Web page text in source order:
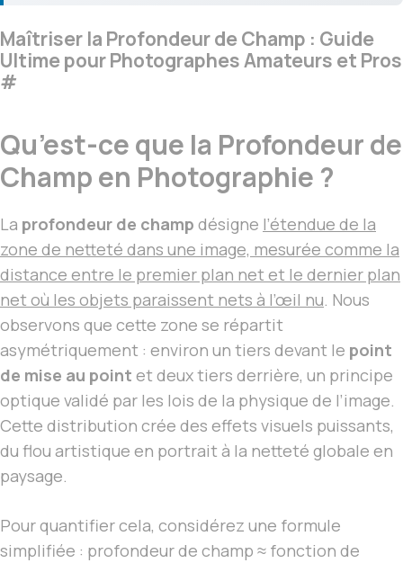
Maîtriser la Profondeur de Champ : Guide
Ultime pour Photographes Amateurs et Pros
#
Qu’est-ce que la Profondeur de
Champ en Photographie ?
La profondeur de champ désigne l’étendue de la
zone de netteté dans une image, mesurée comme la
distance entre le premier plan net et le dernier plan
net où les objets paraissent nets à l’œil nu. Nous
observons que cette zone se répartit
asymétriquement : environ un tiers devant le point
de mise au point et deux tiers derrière, un principe
optique validé par les lois de la physique de l’image.
Cette distribution crée des effets visuels puissants,
du flou artistique en portrait à la netteté globale en
paysage.
Pour quantifier cela, considérez une formule
simplifiée : profondeur de champ ≈ fonction de